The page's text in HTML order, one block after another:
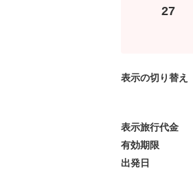
27
表示の切り替え
表示旅行代金
有効期限
出発日